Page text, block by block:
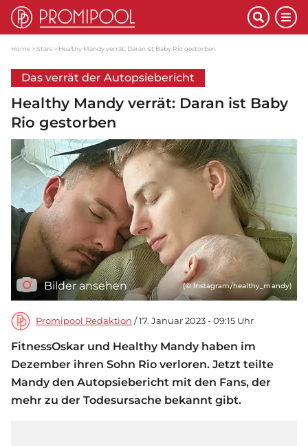
Home Stars Healthy Mandy verrät: Daran ist Baby Rio gestorben
Das verrät der Autopsiebericht
Healthy Mandy verrät: Daran ist Baby
Rio gestorben
Bilder ansehen (© Instagram/healthy_mandy)
Promipool Redaktion / 17. Januar 2023 - 09:15 Uhr
FitnessOskar und Healthy Mandy haben im
Dezember ihren Sohn Rio verloren. Jetzt teilte
Mandy den Autopsiebericht mit den Fans, der
mehr zu der Todesursache bekannt gibt.